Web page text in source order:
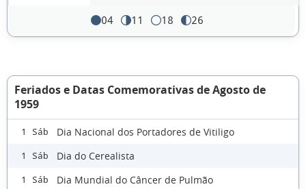
04 11 18 26
Feriados e Datas Comemorativas de Agosto de
1959
1 Sáb Dia Nacional dos Portadores de Vitiligo
1 Sáb Dia do Cerealista
1 Sáb Dia Mundial do Câncer de Pulmão